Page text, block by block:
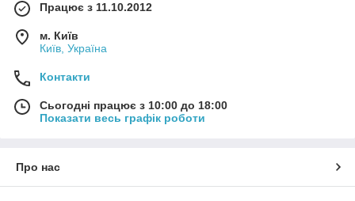
Працює з 11.10.2012
м. Київ
Київ, Україна
Контакти
Сьогодні працює з 10:00 до 18:00
Показати весь графік роботи
Про нас